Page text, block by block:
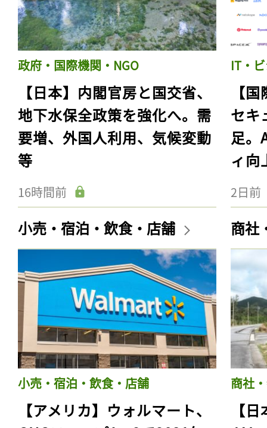
政府・国際機関・NGO
【日本】内閣官房と国交省、
地下水保全政策を強化へ。需
要増、外国人利用、気候変動
等
16時間前
IT・
【
セキ
足。
ィ向
2日前
小売・宿泊・飲食・店舗
小売・宿泊・飲食・店舗
【アメリカ】ウォルマート、
商社
商社
【